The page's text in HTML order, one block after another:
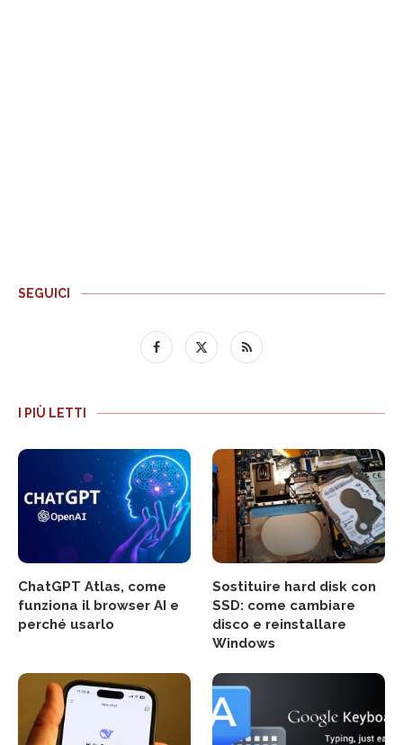
SEGUICI
I PIÙ LETTI
ChatGPT Atlas, come
funziona il browser AI e
perché usarlo
Sostituire hard disk con
SSD: come cambiare
disco e reinstallare
Windows